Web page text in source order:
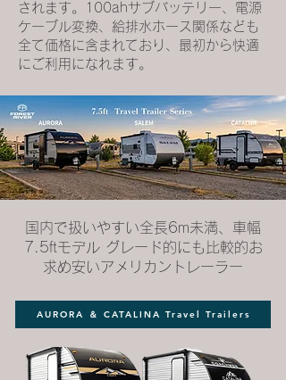
されます。100ahサブバッテリー、電源
ケーブル変換、給排水ホース関係なども
全て価格に含まれており、最初から快適
にご利用になれます。
国内で扱いやすい全長6m未満、車幅
7.5ftモデル グレード的にも比較的お
求め安いアメリカントレーラー
AURORA ＆ CATALINA Travel Trailers